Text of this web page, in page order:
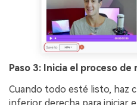
Paso 3: Inicia el proceso de
Cuando todo esté listo, haz